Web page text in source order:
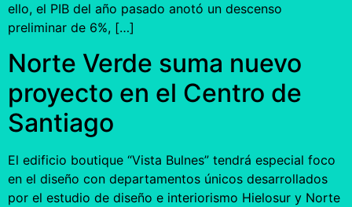
ello, el PIB del año pasado anotó un descenso
preliminar de 6%, […]
Norte Verde suma nuevo
proyecto en el Centro de
Santiago
El edificio boutique “Vista Bulnes” tendrá especial foco
en el diseño con departamentos únicos desarrollados
por el estudio de diseño e interiorismo Hielosur y Norte